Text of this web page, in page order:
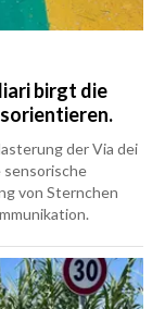
birgt die
der Via dei
sensorische
von Sternchen